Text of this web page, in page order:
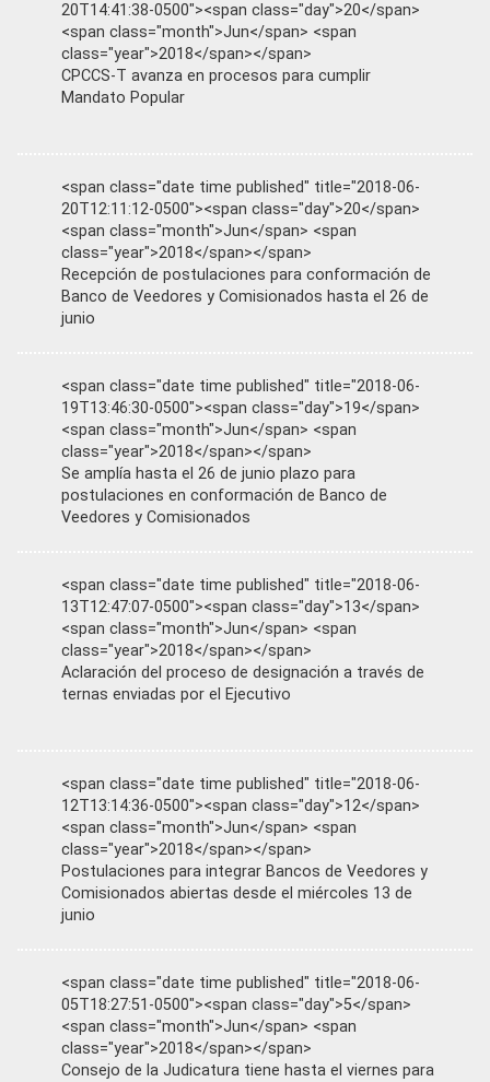
20T14:41:38-0500"><span class="day">20</span>
<span class="month">Jun</span> <span
class="year">2018</span></span>
CPCCS-T avanza en procesos para cumplir
Mandato Popular
<span class="date time published" title="2018-06-
20T12:11:12-0500"><span class="day">20</span>
<span class="month">Jun</span> <span
class="year">2018</span></span>
Recepción de postulaciones para conformación de
Banco de Veedores y Comisionados hasta el 26 de
junio
<span class="date time published" title="2018-06-
19T13:46:30-0500"><span class="day">19</span>
<span class="month">Jun</span> <span
class="year">2018</span></span>
Se amplía hasta el 26 de junio plazo para
postulaciones en conformación de Banco de
Veedores y Comisionados
<span class="date time published" title="2018-06-
13T12:47:07-0500"><span class="day">13</span>
<span class="month">Jun</span> <span
class="year">2018</span></span>
Aclaración del proceso de designación a través de
ternas enviadas por el Ejecutivo
<span class="date time published" title="2018-06-
12T13:14:36-0500"><span class="day">12</span>
<span class="month">Jun</span> <span
class="year">2018</span></span>
Postulaciones para integrar Bancos de Veedores y
Comisionados abiertas desde el miércoles 13 de
junio
<span class="date time published" title="2018-06-
05T18:27:51-0500"><span class="day">5</span>
<span class="month">Jun</span> <span
class="year">2018</span></span>
Consejo de la Judicatura tiene hasta el viernes para